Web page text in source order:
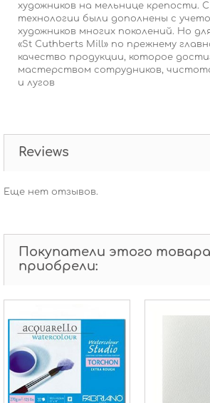
художников на мельнице крепости.
технологии были дополнены с
художников многих поколений. Но
«St Cuthberts Mill» по прежнему
качество продукции, которое
мастерством сотрудников,
и лугов
Reviews
Еще нет отзывов.
Покупатели этого
приобрели: